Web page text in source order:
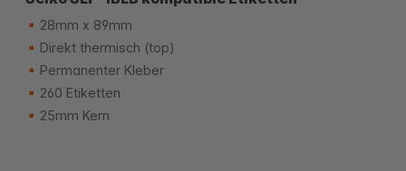
28mm x 89mm
Direkt thermisch (top)
Permanenter Kleber
260 Etiketten
25mm Kern